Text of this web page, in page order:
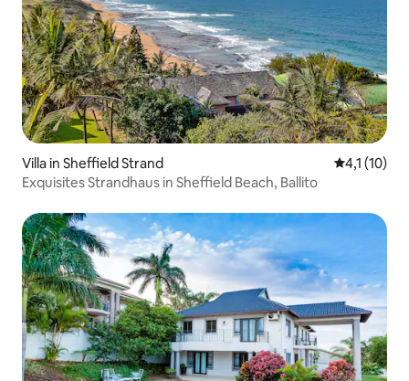
Villa in Sheffield Strand
4,1 (10)
Exquisites Strandhaus in Sheffield Beach, Ballito